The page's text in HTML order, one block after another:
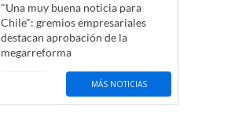
"Una muy buena noticia para
Chile": gremios empresariales
destacan aprobación de la
megarreforma
MÁS NOTICIAS